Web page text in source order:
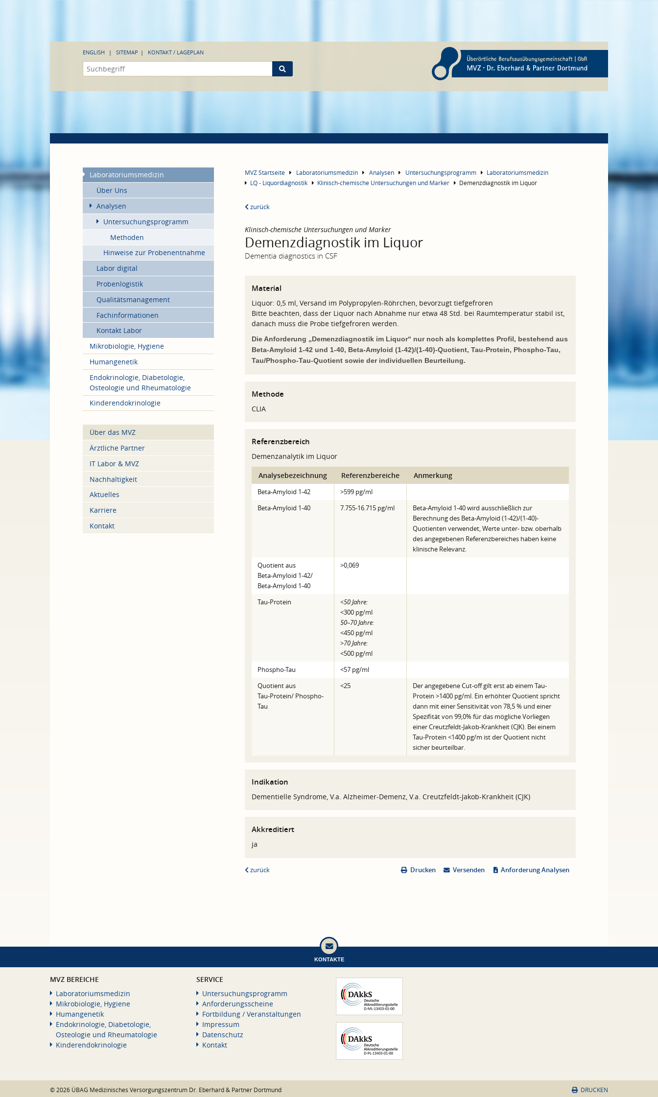
ENGLISH SITEMAP KONTAKT / LAGEPLAN
Laboratoriumsmedizin
Über Uns
Analysen
Untersuchungsprogramm
Methoden
Hinweise zur Probenentnahme
Labor digital
Probenlogistik
Qualitätsmanagement
Fachinformationen
Kontakt Labor
Mikrobiologie, Hygiene
Humangenetik
Endokrinologie, Diabetologie,
Osteologie und Rheumatologie
Kinderendokrinologie
Über das MVZ
Ärztliche Partner
IT Labor & MVZ
Nachhaltigkeit
Aktuelles
Karriere
Kontakt
MVZ Startseite Laboratoriumsmedizin Analysen Untersuchungsprogramm
Laboratoriumsmedizin
LQ - Liquordiagnostik
Klinisch-chemische Untersuchungen und Marker Demenzdiagnostik im Liquor
zurück
Klinisch-chemische Untersuchungen und Marker
Demenzdiagnostik im Liquor
Dementia diagnostics in CSF
Material
Liquor: 0,5 ml, Versand im Polypropylen-Röhrchen, bevorzugt tiefgefroren
Bitte beachten, dass der Liquor nach Abnahme nur etwa 48 Std. bei Raumtemperatur stabil ist,
danach muss die Probe tiefgefroren werden.
Die Anforderung „Demenzdiagnostik im Liquor“ nur noch als komplettes Profil, bestehend aus
Beta-Amyloid 1-42 und 1-40, Beta-Amyloid (1-42)/(1-40)-Quotient, Tau-Protein, Phospho-Tau,
Tau/Phospho-Tau-Quotient sowie der individuellen Beurteilung.
Methode
CLIA
Referenzbereich
Demenzanalytik im Liquor
Analysebezeichnung Referenzbereiche Anmerkung
Beta-Amyloid 1-42
>599 pg/ml
Beta-Amyloid 1-40
7.755-16.715 pg/ml
Beta-Amyloid 1-40 wird ausschließlich zur
Berechnung des Beta-Amyloid (1-42)/(1-40)-
Quotienten verwendet, Werte unter- bzw. oberhalb
des angegebenen Referenzbereiches haben keine
klinische Relevanz.
Quotient aus
Beta-Amyloid 1-42/
Beta-Amyloid 1-40
>0,069
Tau-Protein
<50 Jahre:
<300 pg/ml
50–70 Jahre:
<450 pg/ml
>70 Jahre:
<500 pg/ml
Phospho-Tau
<57 pg/ml
Quotient aus
Tau-Protein/ Phospho-
Tau
<25
Der angegebene Cut-off gilt erst ab einem Tau-
Protein >1400 pg/ml. Ein erhöhter Quotient spricht
dann mit einer Sensitivität von 78,5 % und einer
Spezifität von 99,0% für das mögliche Vorliegen
einer Creutzfeldt-Jakob-Krankheit (CJK). Bei einem
Tau-Protein <1400 pg/m ist der Quotient nicht
sicher beurteilbar.
Indikation
Dementielle Syndrome, V.a. Alzheimer-Demenz, V.a. Creutzfeldt-Jakob-Krankheit (CJK)
Akkreditiert
ja
Drucken Versenden Anforderung Analysen
zurück
KONTAKTE
MVZ BEREICHE
Laboratoriumsmedizin
Mikrobiologie, Hygiene
Humangenetik
Endokrinologie, Diabetologie,
Osteologie und Rheumatologie
Kinderendokrinologie
SERVICE
Untersuchungsprogramm
Anforderungsscheine
Fortbildung / Veranstaltungen
Impressum
Datenschutz
Kontakt
© 2026 ÜBAG Medizinisches Versorgungszentrum Dr. Eberhard & Partner Dortmund DRUCKEN